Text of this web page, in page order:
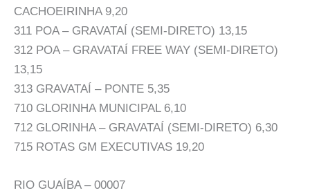
CACHOEIRINHA 9,20
311 POA – GRAVATAÍ (SEMI-DIRETO) 13,15
312 POA – GRAVATAÍ FREE WAY (SEMI-DIRETO)
13,15
313 GRAVATAÍ – PONTE 5,35
710 GLORINHA MUNICIPAL 6,10
712 GLORINHA – GRAVATAÍ (SEMI-DIRETO) 6,30
715 ROTAS GM EXECUTIVAS 19,20
RIO GUAÍBA – 00007